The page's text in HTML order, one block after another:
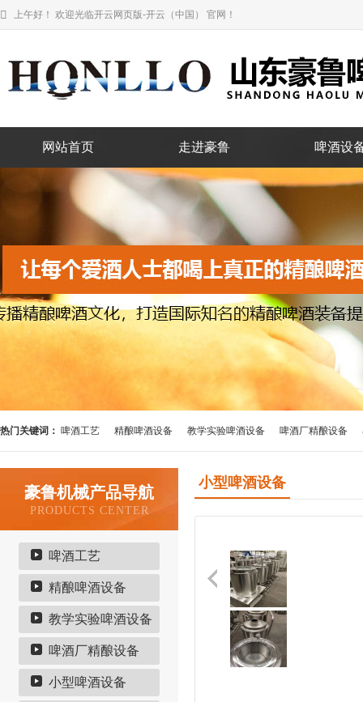
上午好！ 欢迎光临开云网页版-开云（中国） 官网！
网站首页 走进豪鲁 啤酒设
热门关键词： 啤酒工艺 精酿啤酒设备 教学实验啤酒设备 啤酒厂精酿设备
豪鲁机械产品导航
PRODUCTS CENTER
啤酒工艺
精酿啤酒设备
教学实验啤酒设备
啤酒厂精酿设备
小型啤酒设备
小型啤酒设备